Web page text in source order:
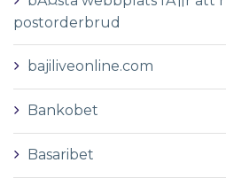
postorderbrud
bajiliveonline.com
Bankobet
Basaribet